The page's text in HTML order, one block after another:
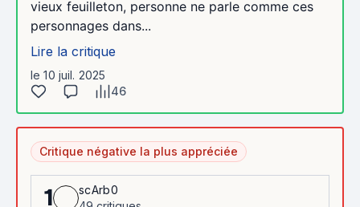
vieux feuilleton, personne ne parle comme ces
personnages dans...
Lire la critique
le 10 juil. 2025
46
Critique négative la plus appréciée
1
scArb0